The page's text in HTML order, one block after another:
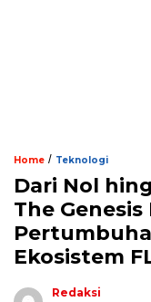
Home / Teknologi
Dari Nol
The
Ekosistem
Redaksi